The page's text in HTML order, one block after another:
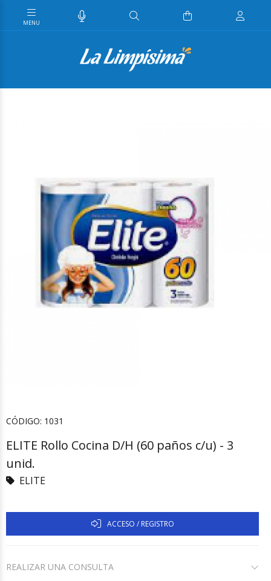
CÓDIGO: 1031
ELITE Rollo Cocina D/H (60 paños c/u) - 3
unid.
ELITE
ACCESO / REGISTRO
REALIZAR UNA CONSULTA